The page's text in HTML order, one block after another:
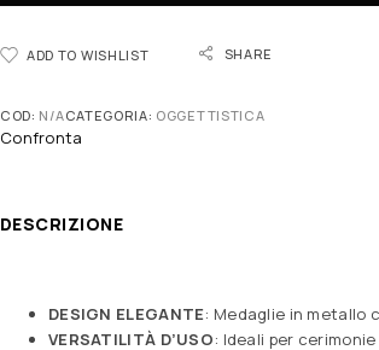
ADD TO WISHLIST SHARE
COD: N/ACATEGORIA: OGGETTISTICA
Confronta
DESCRIZIONE
DESIGN ELEGANTE: Medaglie in metallo
VERSATILITÀ D’USO: Ideali per